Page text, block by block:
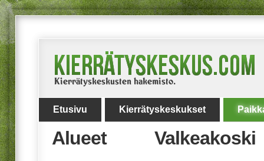
Etusivu Kierrätyskeskukset
Valkeakoski
Alueet